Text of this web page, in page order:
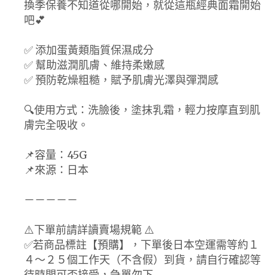
換季保養不知道從哪開始，就從這瓶經典面霜開始
吧💕
✅ 添加蛋黃類脂質保濕成分
✅ 幫助滋潤肌膚、維持柔嫩感
✅ 預防乾燥粗糙，賦予肌膚光澤與彈潤感
🔍️使用方式：洗臉後，塗抹乳霜，輕力按摩直到肌
膚完全吸收。
📌容量：45G
📌來源：日本
－－－－－
⚠️下單前請詳讀賣場規範 ⚠️
✅若商品標註【預購】，下單後日本空運需等約１
４～２５個工作天（不含假）到貨，請自行確認等